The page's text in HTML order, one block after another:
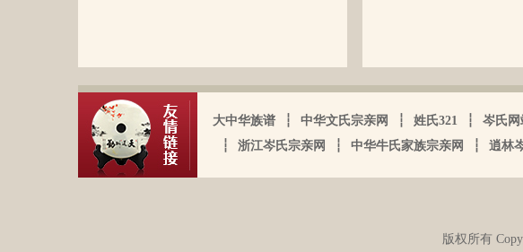
于此，只克全後裔分为五枝，有孙国泰初
头门庭，继後子孙荣昌。皆由祖德流芳，
以及於今孙等，歆潜恐夫特著表於，兹以
头不忘之意耳。
辈排序，不知道我们是哪里来的了，老一
辈说以前跟桂岭一带岑氏族人有联系，进
入21世纪后，没联系了……有没有人考证
一下。
岑卫东于2022-05-13的留言：
岑氏亲人们，大家好！我是岑卫东，是文
大中华族谱 ┆ 中华文氏宗亲网 ┆ 姓氏321 ┆ 岑氏网
┆
浙江岑氏宗亲网 ┆ 中华牛氏家族宗亲网 ┆ 逍林
版权所有